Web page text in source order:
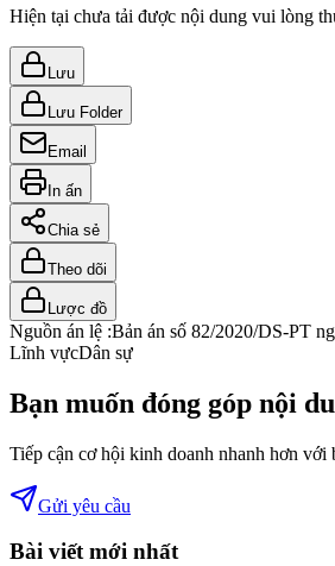
Hiện tại chưa tải được nội dung vui lòng
Lưu
Lưu Folder
Email
In ấn
Chia sẻ
Theo dõi
Lược đồ
Nguồn án lệ :Bản án số 82/2020/DS-PT
Lĩnh vựcDân sự
Bạn muốn đóng góp nội
Tiếp cận cơ hội kinh doanh nhanh hơn
Gửi yêu cầu
Bài viết mới nhất